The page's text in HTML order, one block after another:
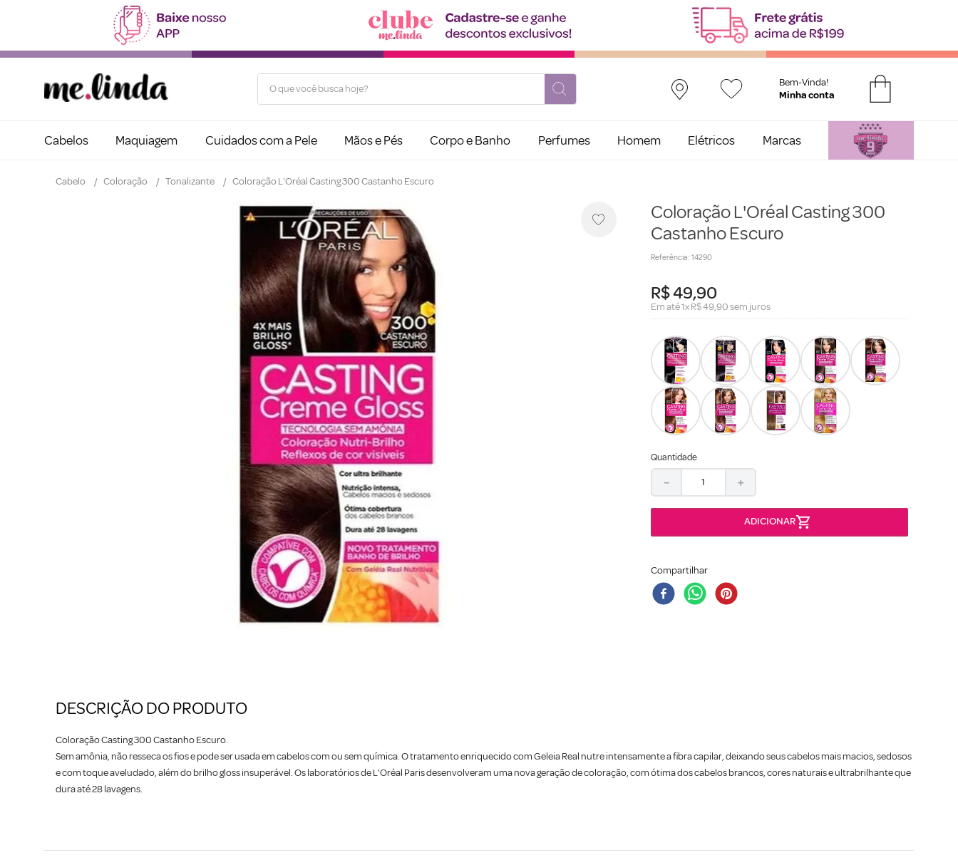
O que você busca hoje? Bem-Vinda!
Cabelos Maquiagem Cuidados com a Pele Mãos e Pés Corpo e Banho Perfumes Homem Elétricos Marcas
Cabelo Coloração Tonalizante Coloração L'Oréal Casting 300 Castanho Escuro
Coloração L'Oréal Casting 300
Castanho Escuro
Referência: 14290
R$49,90
Em até1xR$49,90sem juros
Quantidade
＋
－
Compartilhar
DESCRIÇÃO DO PRODUTO
Coloração Casting 300 Castanho Escuro.
Sem amônia, não resseca os fios e pode ser usada em cabelos com ou sem química. O tratamento enriquecido com Geleia Real nutre intensamente a fibra capilar, deixando seus cabelos mais macios, sedosos
e com toque aveludado, além do brilho gloss insuperável. Os laboratórios de L'Oréal Paris desenvolveram uma nova geração de coloração, com ótima dos cabelos brancos, cores naturais e ultrabrilhante que
dura até 28 lavagens.